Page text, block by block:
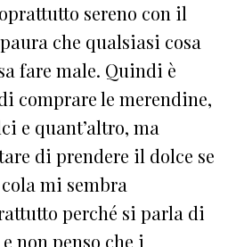
sereno con il
che qualsiasi cosa
fare male. Quindi è
comprare le merendine,
e quant’altro, ma
di prendere il dolce se
mi sembra
perché si parla di
non penso che i